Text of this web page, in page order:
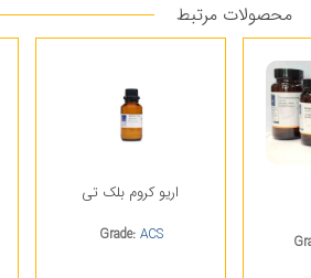
محصولات مرتبط
اریو کروم بلک تی
Grade: ACS